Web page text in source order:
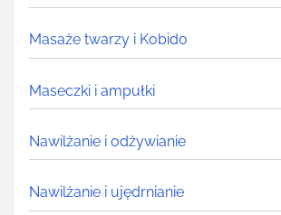
Masaże twarzy i Kobido
Maseczki i ampułki
Nawilżanie i odżywianie
Nawilżanie i ujędrnianie